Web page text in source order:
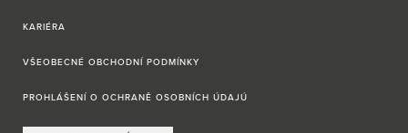
KARIÉRA
VŠEOBECNÉ OBCHODNÍ PODMÍNKY
PROHLÁŠENÍ O OCHRANĚ OSOBNÍCH ÚDAJÚ